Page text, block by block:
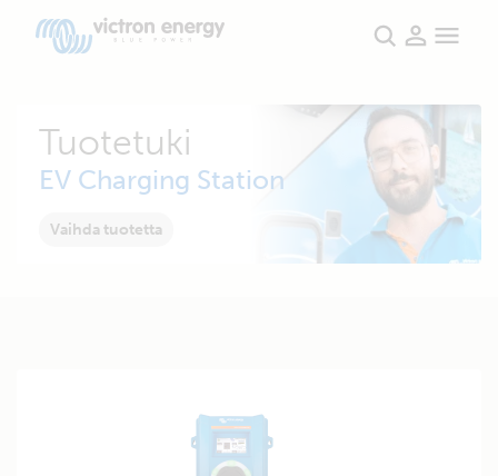
Tuotetuki
EV Charging Station
Vaihda tuotetta